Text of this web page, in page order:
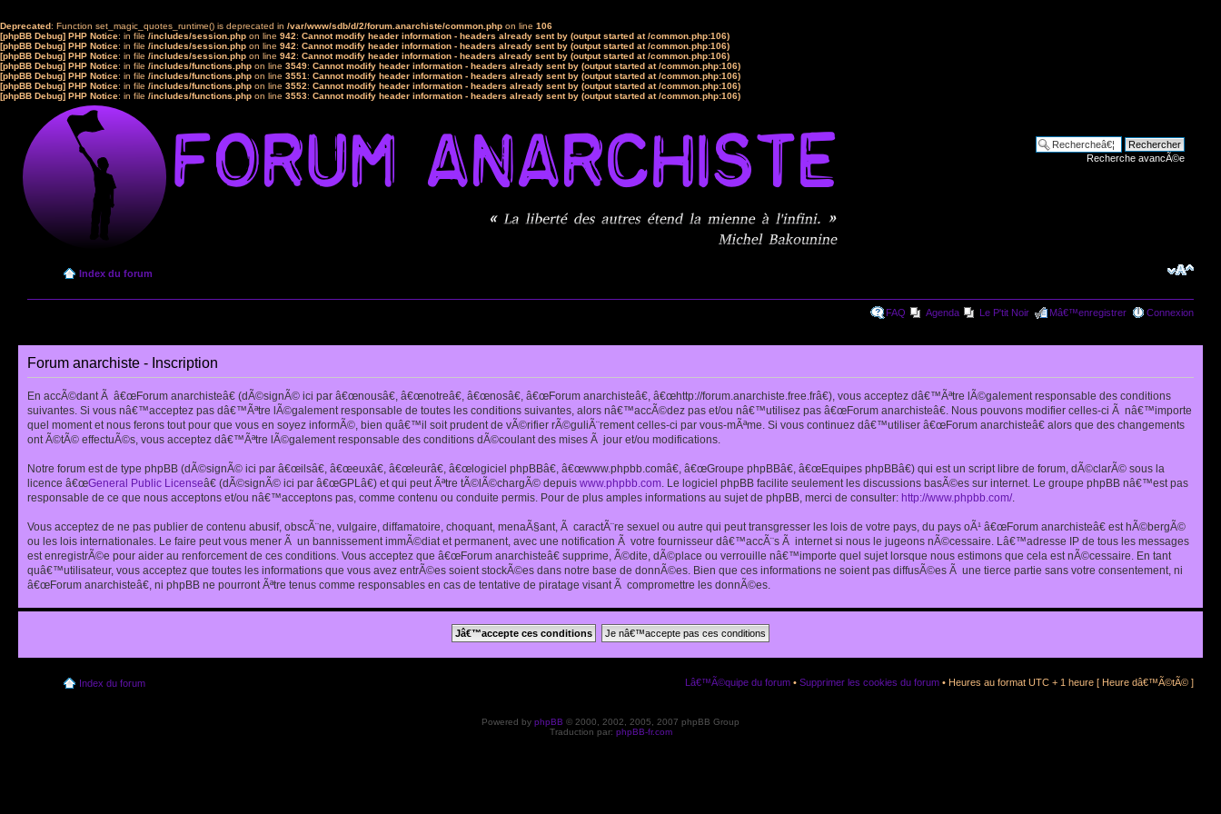
Deprecated: Function set_magic_quotes_runtime() is deprecated in /var/www/sdb/d/2/forum.anarchiste/common.php on line 106
[phpBB Debug] PHP Notice: in file /includes/session.php on line 942: Cannot modify header information - headers already sent by (output started at /common.php:106)
[phpBB Debug] PHP Notice: in file /includes/session.php on line 942: Cannot modify header information - headers already sent by (output started at /common.php:106)
[phpBB Debug] PHP Notice: in file /includes/session.php on line 942: Cannot modify header information - headers already sent by (output started at /common.php:106)
[phpBB Debug] PHP Notice: in file /includes/functions.php on line 3549: Cannot modify header information - headers already sent by (output started at /common.php:106)
[phpBB Debug] PHP Notice: in file /includes/functions.php on line 3551: Cannot modify header information - headers already sent by (output started at /common.php:106)
[phpBB Debug] PHP Notice: in file /includes/functions.php on line 3552: Cannot modify header information - headers already sent by (output started at /common.php:106)
[phpBB Debug] PHP Notice: in file /includes/functions.php on line 3553: Cannot modify header information - headers already sent by (output started at /common.php:106)
Recherche avancÃ©e
Index du forum
FAQ Agenda Le P'tit Noir Mâ€™enregistrer Connexion
Forum anarchiste - Inscription
En accÃ©dant Ã â€œForum anarchisteâ€ (dÃ©signÃ© ici par â€œnousâ€, â€œnotreâ€, â€œnosâ€, â€œForum anarchisteâ€, â€œhttp://forum.anarchiste.free.frâ€), vous acceptez dâ€™Ãªtre lÃ©galement responsable des conditions
suivantes. Si vous nâ€™acceptez pas dâ€™Ãªtre lÃ©galement responsable de toutes les conditions suivantes, alors nâ€™accÃ©dez pas et/ou nâ€™utilisez pas â€œForum anarchisteâ€. Nous pouvons modifier celles-ci Ã nâ€™importe
quel moment et nous ferons tout pour que vous en soyez informÃ©, bien quâ€™il soit prudent de vÃ©rifier rÃ©guliÃ¨rement celles-ci par vous-mÃªme. Si vous continuez dâ€™utiliser â€œForum anarchisteâ€ alors que des changements
ont Ã©tÃ© effectuÃ©s, vous acceptez dâ€™Ãªtre lÃ©galement responsable des conditions dÃ©coulant des mises Ã jour et/ou modifications.
Notre forum est de type phpBB (dÃ©signÃ© ici par â€œilsâ€, â€œeuxâ€, â€œleurâ€, â€œlogiciel phpBBâ€, â€œwww.phpbb.comâ€, â€œGroupe phpBBâ€, â€œEquipes phpBBâ€) qui est un script libre de forum, dÃ©clarÃ© sous la
licence â€œGeneral Public Licenseâ€ (dÃ©signÃ© ici par â€œGPLâ€) et qui peut Ãªtre tÃ©lÃ©chargÃ© depuis www.phpbb.com. Le logiciel phpBB facilite seulement les discussions basÃ©es sur internet. Le groupe phpBB nâ€™est pas
responsable de ce que nous acceptons et/ou nâ€™acceptons pas, comme contenu ou conduite permis. Pour de plus amples informations au sujet de phpBB, merci de consulter: http://www.phpbb.com/.
Vous acceptez de ne pas publier de contenu abusif, obscÃ¨ne, vulgaire, diffamatoire, choquant, menaÃ§ant, Ã caractÃ¨re sexuel ou autre qui peut transgresser les lois de votre pays, du pays oÃ¹ â€œForum anarchisteâ€ est hÃ©bergÃ©
ou les lois internationales. Le faire peut vous mener Ã un bannissement immÃ©diat et permanent, avec une notification Ã votre fournisseur dâ€™accÃ¨s Ã internet si nous le jugeons nÃ©cessaire. Lâ€™adresse IP de tous les messages
est enregistrÃ©e pour aider au renforcement de ces conditions. Vous acceptez que â€œForum anarchisteâ€ supprime, Ã©dite, dÃ©place ou verrouille nâ€™importe quel sujet lorsque nous estimons que cela est nÃ©cessaire. En tant
quâ€™utilisateur, vous acceptez que toutes les informations que vous avez entrÃ©es soient stockÃ©es dans notre base de donnÃ©es. Bien que ces informations ne soient pas diffusÃ©es Ã une tierce partie sans votre consentement, ni
â€œForum anarchisteâ€, ni phpBB ne pourront Ãªtre tenus comme responsables en cas de tentative de piratage visant Ã compromettre les donnÃ©es.
Index du forum Lâ€™Ã©quipe du forum • Supprimer les cookies du forum • Heures au format UTC + 1 heure [ Heure dâ€™Ã©tÃ© ]
Powered by phpBB © 2000, 2002, 2005, 2007 phpBB Group
Traduction par: phpBB-fr.com